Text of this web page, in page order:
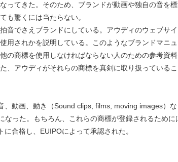
ってきた。そのため、ブランドが動画や独自の音を
も驚くには当たらない。
音でさえブランドにしている。アウディのウェブサ
用されかを説明している。このようなブランドマニ
の商標を使用しなければならない人のための参考資
、アウディがそれらの商標を真剣に取り扱っている
動画、動き（Sound clips, films, moving images）
った。もちろん、これらの商標が登録されるために
合格し、EUIPOによって承認された。